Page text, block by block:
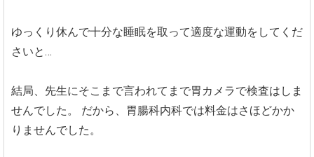
ゆっくり休んで十分な睡眠を取って適度な運動をしてくだ
さいと…
結局、先生にそこまで言われてまで胃カメラで検査はしま
せんでした。
だから、胃腸科内科では料金はさほどかか
りませんでした。